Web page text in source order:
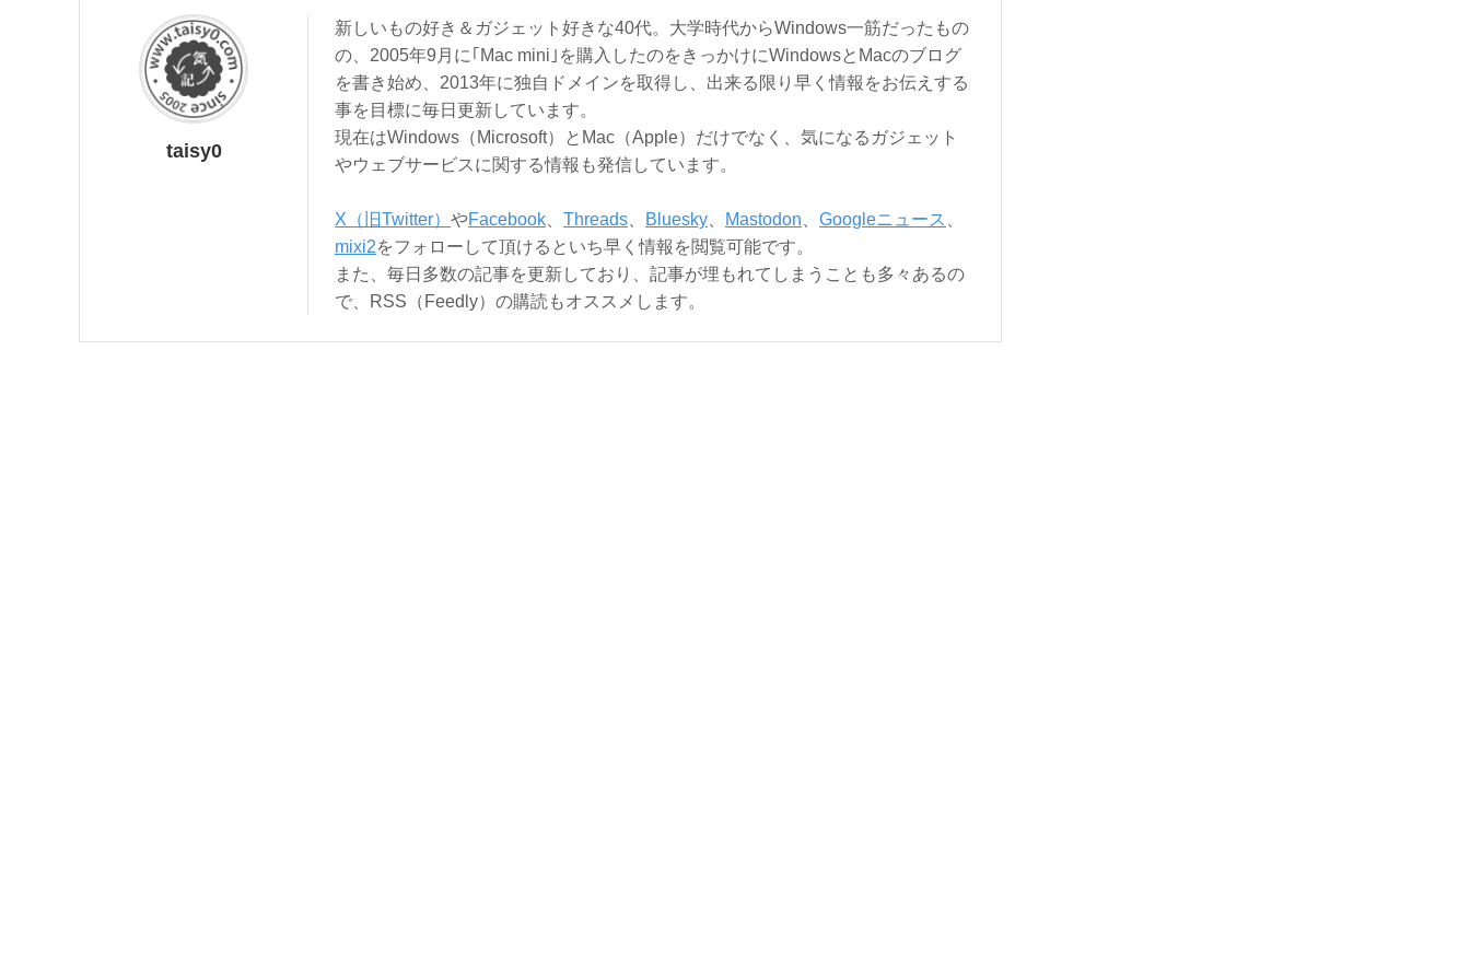
taisy0
新しいもの好き＆ガジェット好きな40代。大学時代からWindows一筋だったもの
の、2005年9月に｢Mac mini｣を購入したのをきっかけにWindowsとMacのブログ
を書き始め、2013年に独自ドメインを取得し、出来る限り早く情報をお伝えする
事を目標に毎日更新しています。
現在はWindows（Microsoft）とMac（Apple）だけでなく、気になるガジェット
やウェブサービスに関する情報も発信しています。
X（旧Twitter） やFacebook Threads Bluesky Mastodon Googleニュース
mixi2をフォローして頂けるといち早く情報を閲覧可能です。
また、毎日多数の記事を更新しており、記事が埋もれてしまうことも多々あるの
で、RSS（Feedly）の購読もオススメします。